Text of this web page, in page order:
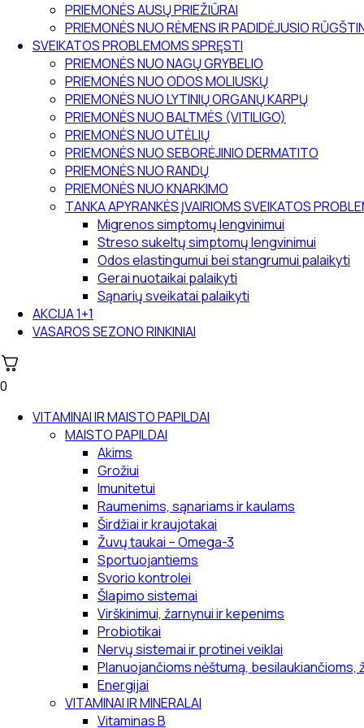
PRIEMONĖS AUSŲ PRIEŽIŪRAI
PRIEMONĖS NUO RĖMENS IR PADIDĖJUSIO
SVEIKATOS PROBLEMOMS SPRĘSTI
PRIEMONĖS NUO NAGŲ GRYBELIO
PRIEMONĖS NUO ODOS MOLIUSKŲ
PRIEMONĖS NUO LYTINIŲ ORGANŲ KARPŲ
PRIEMONĖS NUO BALTMĖS (VITILIGO)
PRIEMONĖS NUO UTĖLIŲ
PRIEMONĖS NUO SEBORĖJINIO DERMATITO
PRIEMONĖS NUO RANDŲ
PRIEMONĖS NUO KNARKIMO
TANKA APYRANKĖS ĮVAIRIOMS SVEIKATOS
Migrenos simptomų lengvinimui
Streso sukeltų simptomų lengvinimui
Odos elastingumui bei stangrumui palaikyti
Gerai nuotaikai palaikyti
Sąnarių sveikatai palaikyti
AKCIJA 1+1
VASAROS SEZONO RINKINIAI
0
VITAMINAI IR MAISTO PAPILDAI
MAISTO PAPILDAI
Akims
Grožiui
Imunitetui
Raumenims, sąnariams ir kaulams
Širdžiai ir kraujotakai
Žuvų taukai – Omega-3
Sportuojantiems
Svorio kontrolei
Šlapimo sistemai
Virškinimui, žarnynui ir kepenims
Probiotikai
Nervų sistemai ir protinei veiklai
Planuojančioms nėštumą, besilaukiančioms,
Energijai
VITAMINAI IR MINERALAI
Vitaminas B